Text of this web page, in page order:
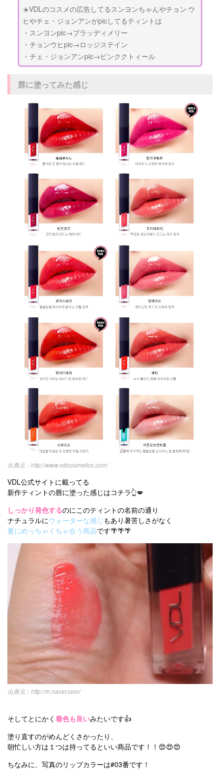
☀️VDLのコスメの広告してるスンヨンちゃんやチョン ウ
ヒやチェ・ジョンアンがpicしてるティントは
・スンヨンpic→ブラッディメリー
・チョンウヒpic→ロッジステイン
・チェ・ジョンアンpic→ピンククトィール
唇に塗ってみた感じ
http://www.vdlcosmetics.com/
VDL公式サイトに載ってる
新作ティントの唇に塗った感じはコチラ👆💋
しっかり発色するのにこのティントの名前の通り
ナチュラルにウォーターな感じ もあり暑苦しさがなく
夏にめっちゃくちゃ合う商品です🌴🌴🌴
http://m.naver.com/
そしてとにかく 着色も良いみたいです👍
塗り直すのがめんどくさかったり、
朝忙しい方は１つは持ってるといい商品です！！😍😍😍
ちなみに、写真のリップカラーは#03番です！